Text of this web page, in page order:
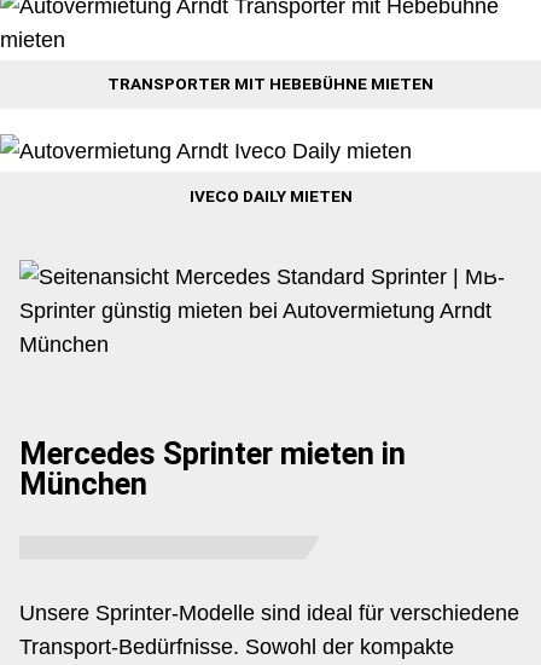
TRANSPORTER MIT HEBEBÜHNE MIETEN
IVECO DAILY MIETEN
Mercedes Sprinter mieten in
München
Unsere Sprinter-Modelle sind ideal für verschiedene
Transport-Bedürfnisse. Sowohl der kompakte